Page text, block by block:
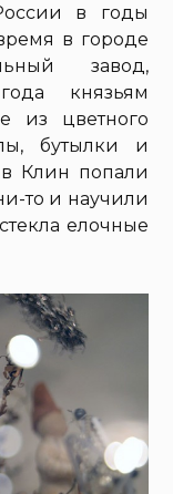
в годы
в городе
завод,
князьям
из цветного
бутылки и
Клин попали
то и научили
елочные